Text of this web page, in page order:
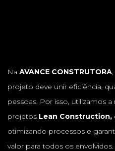
Na AVANCE CONSTRUTORA
projeto deve unir eficiência,
pessoas. Por isso, utilizamos
projetos Lean Construction,
otimizando processos e
valor para todos os envolvidos.